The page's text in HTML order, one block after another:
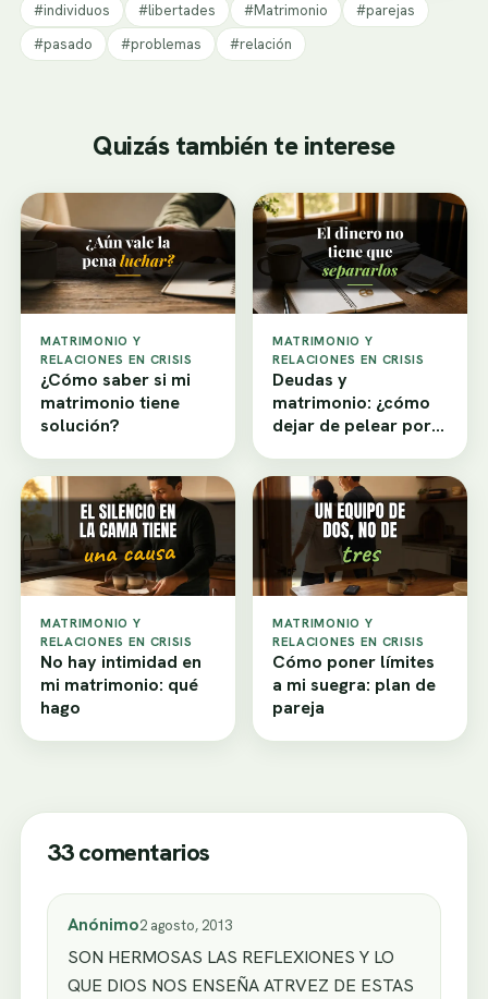
#individuos #libertades #Matrimonio
#parejas
#pasado
#problemas #relación
Quizás también te interese
MATRIMONIO Y
RELACIONES EN CRISIS
¿Cómo saber si mi
matrimonio tiene
solución?
MATRIMONIO Y
RELACIONES EN CRISIS
Deudas y
matrimonio: ¿cómo
dejar de pelear por
MATRIMONIO Y
RELACIONES EN CRISIS
No hay intimidad en
mi matrimonio: qué
hago
MATRIMONIO Y
RELACIONES EN CRISIS
Cómo poner límites
a mi suegra: plan de
pareja
33 comentarios
Anónimo2 agosto, 2013
SON HERMOSAS LAS REFLEXIONES Y LO
QUE DIOS NOS ENSEÑA ATRVEZ DE ESTAS